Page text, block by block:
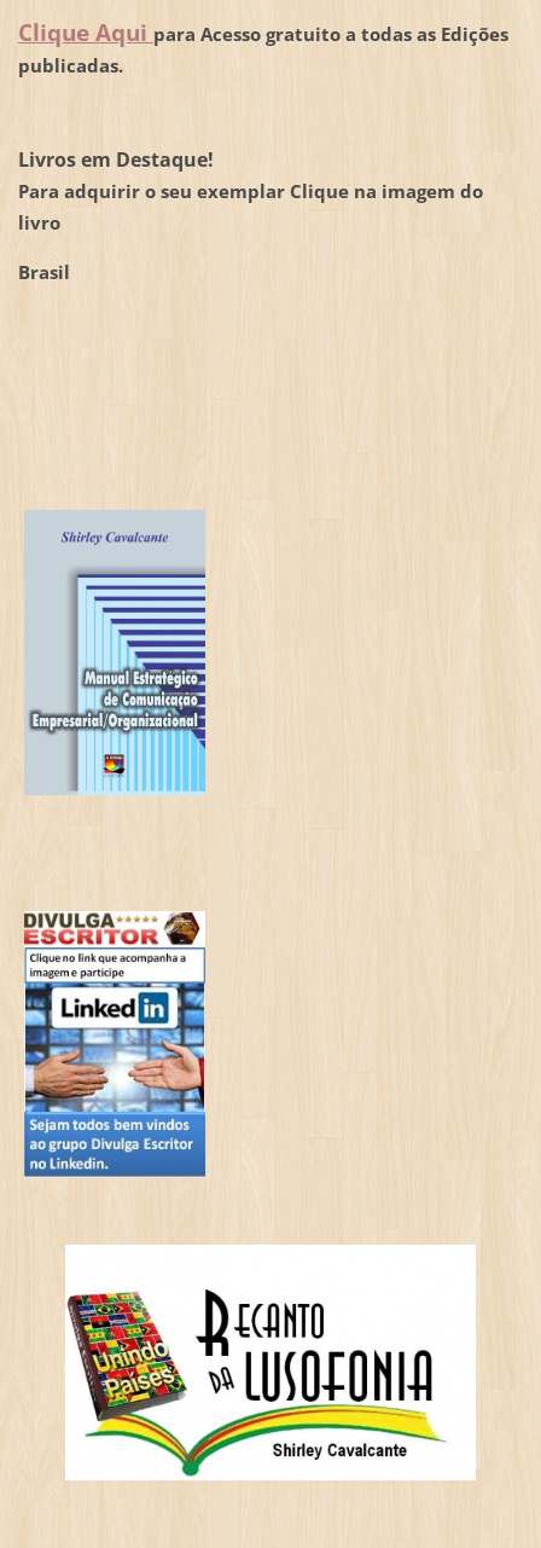
Clique Aqui para Acesso gratuito a todas as Edições
publicadas.
Livros em Destaque!
Para adquirir o seu exemplar Clique na imagem do
livro
Brasil